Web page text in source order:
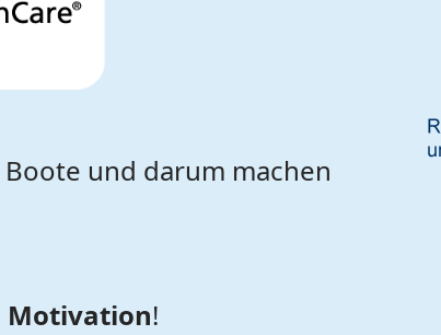
und darum machen
Motivation!